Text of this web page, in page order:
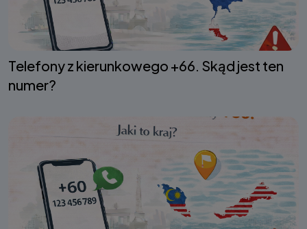
Telefony z kierunkowego +66. Skąd jest ten
numer?